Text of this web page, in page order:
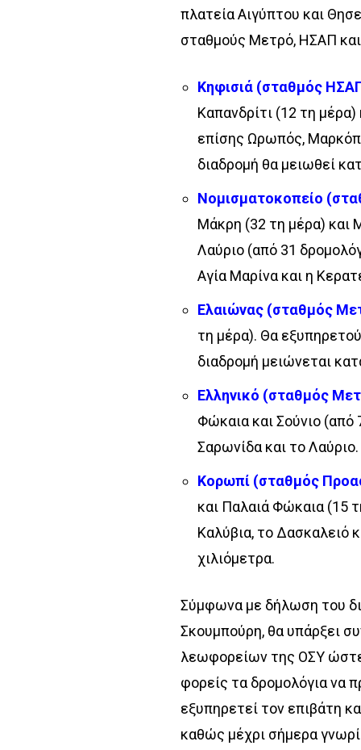
πλατεία Αιγύπτου και
σταθμούς Μετρό, ΗΣΑΠ
Κηφισιά (σταθμός
Καπανδρίτι (12 τη
επίσης Ωρωπός,
διαδρομή θα μειωθεί
Νομισματοκοπείο
Μάκρη (32 τη μέρα) και
Λαύριο (από 31
Αγία Μαρίνα και η
Ελαιώνας (σταθμός
τη μέρα). Θα
διαδρομή μειώνεται
Ελληνικό (σταθμός
Φώκαια και Σούνιο (από
Σαρωνίδα και το
Κορωπί (σταθμός
και Παλαιά Φώκαια (15
Καλύβια, το Δασκαλειό
χιλιόμετρα.
Σύμφωνα με δήλωση του
Σκουμπούρη, θα υπάρξει
λεωφορείων της ΟΣΥ
φορείς τα δρομολόγια να
εξυπηρετεί τον επιβάτη
καθώς μέχρι σήμερα